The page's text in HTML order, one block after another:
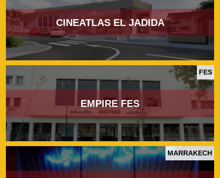
CINEATLAS EL JADIDA
FES
EMPIRE FES
MARRAKECH